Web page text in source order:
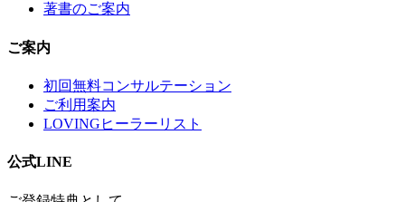
著書のご案内
ご案内
初回無料コンサルテーション
ご利用案内
LOVINGヒーラーリスト
公式LINE